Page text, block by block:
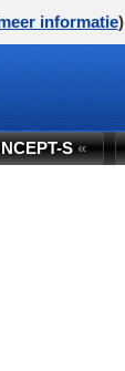
S«
informatie)